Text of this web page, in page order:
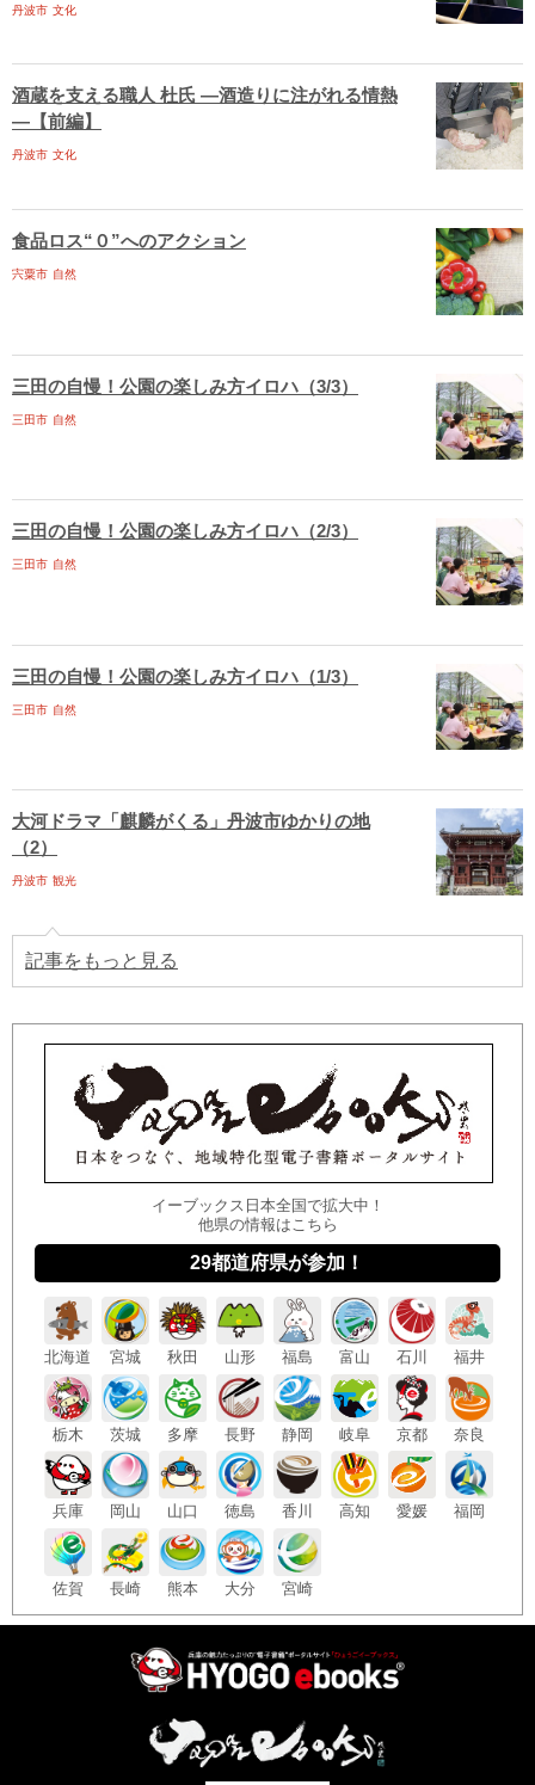
丹波市 文化
酒蔵を支える職人 杜氏 ―酒造りに注がれる情熱
―【前編】
丹波市 文化
食品ロス“０”へのアクション
宍粟市 自然
三田の自慢！公園の楽しみ方イロハ（3/3）
三田市 自然
三田の自慢！公園の楽しみ方イロハ（2/3）
三田市 自然
三田の自慢！公園の楽しみ方イロハ（1/3）
三田市 自然
大河ドラマ「麒麟がくる」丹波市ゆかりの地
（2）
丹波市 観光
記事をもっと見る
イーブックス日本全国で拡大中！
他県の情報はこちら
29都道府県が参加！
北海道 宮城 秋田 山形 福島 富山 石川 福井
栃木 茨城 多摩 長野 静岡 岐阜 京都 奈良
兵庫 岡山 山口 徳島 香川 高知 愛媛 福岡
佐賀 長崎 熊本 大分 宮崎